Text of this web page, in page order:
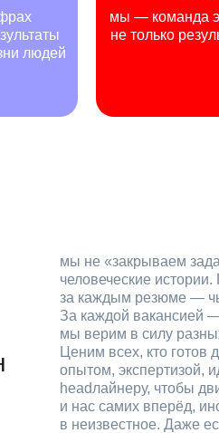
людей
мы — команда
не только
мы не «закрываем
человеческие
за каждым резюме —
За каждой вакансией
мы верим в силу
Ценим всех, кто готов
опытом, экспертизой,
headлайнеру, чтобы
и нас самих вперёд,
в неизвестное. Даже